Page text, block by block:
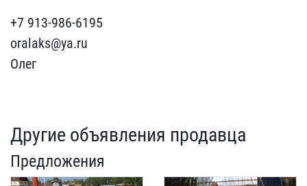
+7​ 913-986-6195
oralaks@ya​.ru
Олег
Другие объявления продавца
Предложения